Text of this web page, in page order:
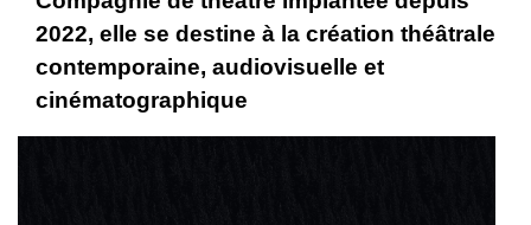
2022, elle se destine à la création théâtrale
contemporaine, audiovisuelle et
cinématographique